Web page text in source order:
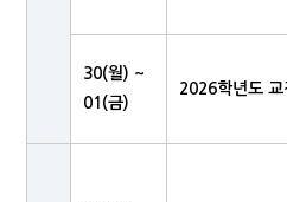
30(월) ~
01(금)
2026학년도